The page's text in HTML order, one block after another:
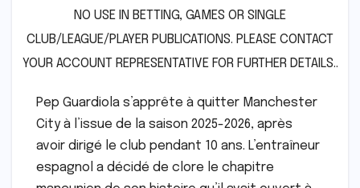
NO USE IN BETTING, GAMES OR SINGLE
CLUB/LEAGUE/PLAYER PUBLICATIONS. PLEASE CONTACT
YOUR ACCOUNT REPRESENTATIVE FOR FURTHER DETAILS..
Pep Guardiola s’apprête à quitter Manchester
City à l’issue de la saison 2025-2026, après
avoir dirigé le club pendant 10 ans. L’entraîneur
espagnol a décidé de clore le chapitre